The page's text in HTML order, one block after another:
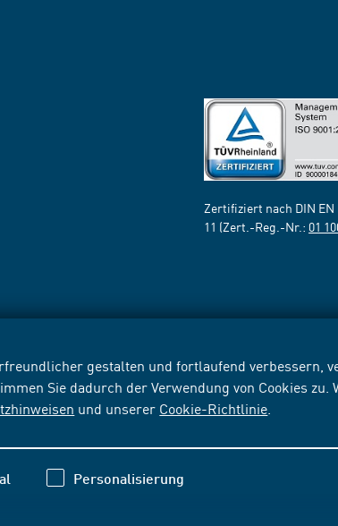
gestalten und fortlaufend verbessern,
Sie dadurch der Verwendung von Cookies zu.
und unserer Cookie-Richtlinie
Personalisierung
Zertifiziert nach DIN EN
11 (Zert.-Reg.-Nr.: 01